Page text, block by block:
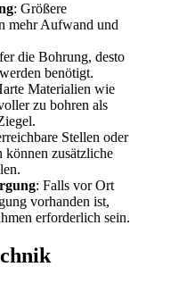
: Größere
mehr Aufwand und
die Bohrung, desto
benötigt.
Materialien wie
zu bohren als
Stellen oder
können zusätzliche
: Falls vor Ort
vorhanden ist,
erforderlich sein.